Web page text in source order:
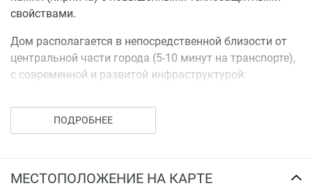
свойствами.
Дом располагается в непосредственной близости от
центральной части города (5-10 минут на транспорте),
с современной и развитой инфраструктурой:
Крупные торгово-развлекательные центры и
ПОДРОБНЕЕ
МЕСТОПОЛОЖЕНИЕ НА КАРТЕ